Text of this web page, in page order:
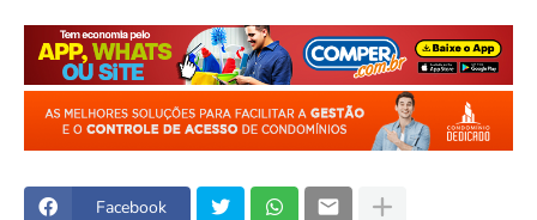
Facebook